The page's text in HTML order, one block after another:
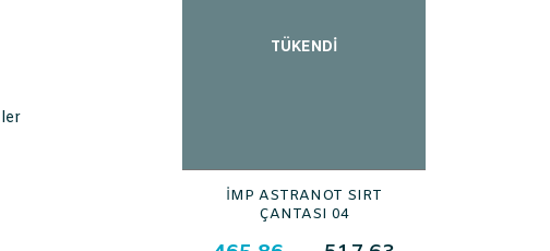
TÜKENDİ
İMP ASTRANOT SIRT
ÇANTASI 04